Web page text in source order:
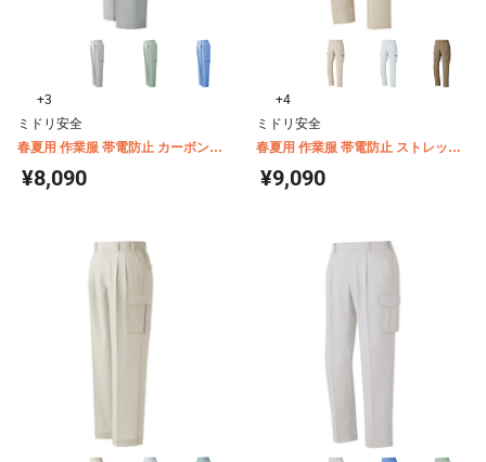
+3
ミドリ安全
春夏用 作業服 帯電防止 カーボンオ
フセット VES50シリーズ カーゴパ
ンツ
¥8,090
+4
ミドリ安全
春夏用 作業服 帯電防止 ストレッチ
VES520シリーズ カーゴパンツ
¥9,090